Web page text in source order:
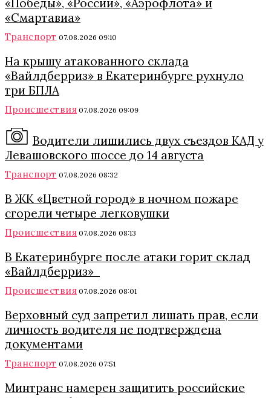
«Победы», «России», «Аэрофлота» и
«Смартавиа»
Транспорт 07.08.2026 09:10
На крышу атакованного склада
«Вайлдберриз» в Екатеринбурге рухнуло
три БПЛА
Происшествия 07.08.2026 09:09
Водители лишились двух съездов КАД у
Левашовского шоссе до 14 августа
Транспорт 07.08.2026 08:32
В ЖК «Цветной город» в ночном пожаре
сгорели четыре легковушки
Происшествия 07.08.2026 08:13
В Екатеринбурге после атаки горит склад
«Вайлдберриз»
Происшествия 07.08.2026 08:01
Верховный суд запретил лишать прав, если
личность водителя не подтверждена
документами
Транспорт 07.08.2026 07:51
Минтранс намерен защитить российские